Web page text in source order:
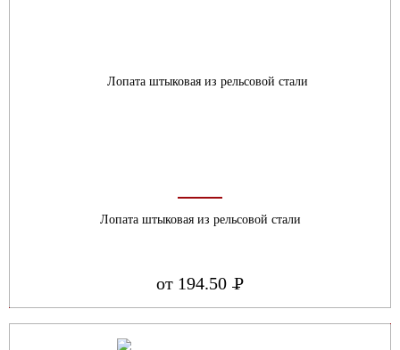
Лопата штыковая из рельсовой стали
от 194.50 Р
УБ.